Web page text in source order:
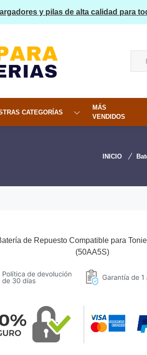
y pilas de alta calidad para
CATEGORÍAS
MÁS
VENDIDOS
INICIO